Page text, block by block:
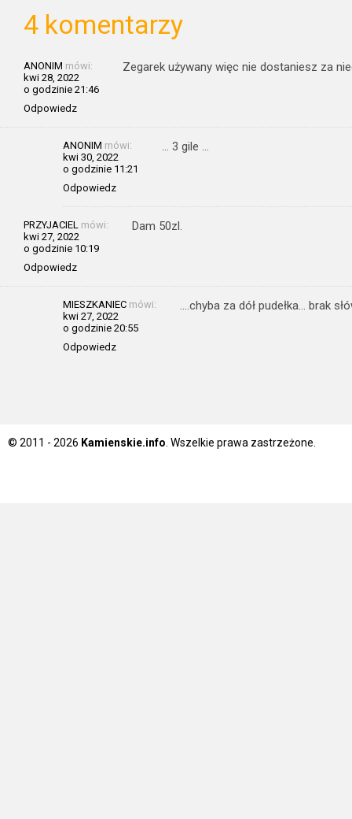
4 komentarzy
ANONIM mówi:
kwi 28, 2022
o godzinie 21:46
Odpowiedz
Zegarek używany więc nie dostaniesz za
ANONIM mówi:
kwi 30, 2022
o godzinie 11:21
Odpowiedz
… 3 gile …
PRZYJACIEL mówi:
kwi 27, 2022
o godzinie 10:19
Odpowiedz
Dam 50zl.
MIESZKANIEC mówi:
kwi 27, 2022
o godzinie 20:55
Odpowiedz
….chyba za dół pudełka… brak
© 2011 - 2026 Kamienskie.info . Wszelkie prawa zastrzeżone.